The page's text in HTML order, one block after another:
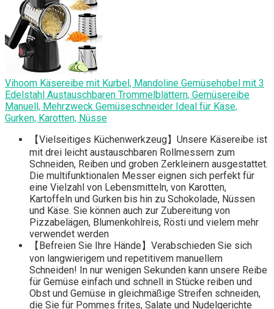
Vihoom Käsereibe mit Kurbel, Mandoline Gemüsehobel mit 3
Edelstahl Austauschbaren Trommelblättern, Gemüsereibe
Manuell, Mehrzweck Gemüseschneider Ideal für Käse,
Gurken, Karotten, Nüsse
【Vielseitiges Küchenwerkzeug】Unsere Käsereibe ist
mit drei leicht austauschbaren Rollmessern zum
Schneiden, Reiben und groben Zerkleinern ausgestattet.
Die multifunktionalen Messer eignen sich perfekt für
eine Vielzahl von Lebensmitteln, von Karotten,
Kartoffeln und Gurken bis hin zu Schokolade, Nüssen
und Käse. Sie können auch zur Zubereitung von
Pizzabelägen, Blumenkohlreis, Rösti und vielem mehr
verwendet werden
【Befreien Sie Ihre Hände】Verabschieden Sie sich
von langwierigem und repetitivem manuellem
Schneiden! In nur wenigen Sekunden kann unsere Reibe
für Gemüse einfach und schnell in Stücke reiben und
Obst und Gemüse in gleichmäßige Streifen schneiden,
die Sie für Pommes frites, Salate und Nudelgerichte